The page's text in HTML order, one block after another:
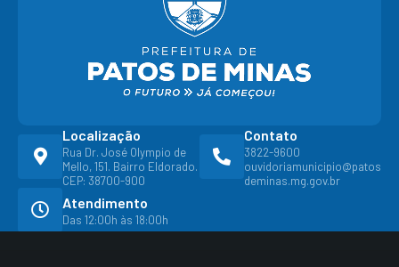
Localização
Rua Dr. José Olympio de
Mello, 151. Bairro Eldorado.
CEP: 38700-900
Contato
3822-9600
ouvidoriamunicipio@patos
deminas.mg.gov.br
Atendimento
Das 12:00h às 18:00h